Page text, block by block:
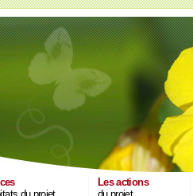
Les actions